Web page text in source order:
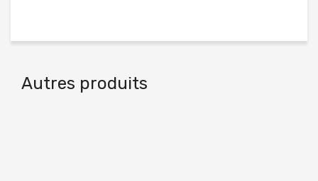
Autres produits